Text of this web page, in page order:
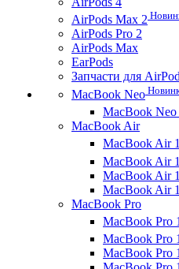
AirPods Max 2
AirPods Pro 2
AirPods Max
EarPods
Запчасти для
MacBook Neo
MacBook
MacBook Air
MacBook Air
MacBook Air
MacBook Air
MacBook Air
MacBook Pro
MacBook Pro
MacBook Pro
MacBook Pro